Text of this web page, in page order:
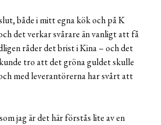
både i mitt egna kök och på K
det verkar svårare än vanligt att få
råder det brist i Kina – och det
tro att det gröna guldet skulle
med leverantörerna har svårt att
jag är det här förstås lite av en